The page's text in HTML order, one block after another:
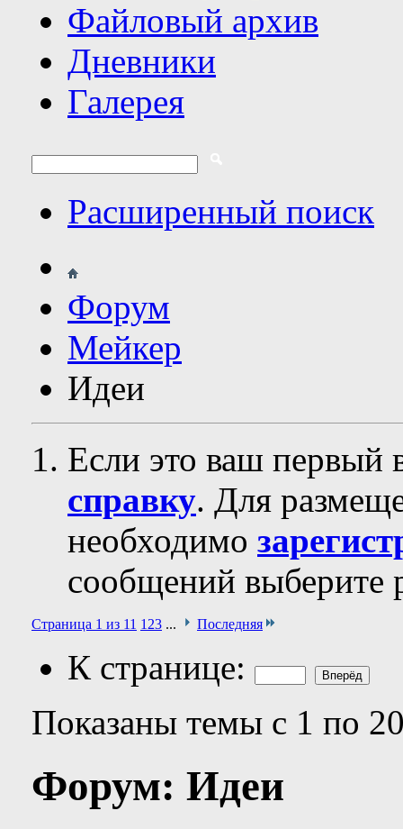
Файловый архив
Дневники
Галерея
Расширенный поиск
Форум
Мейкер
Идеи
Если это ваш первый
справку. Для
необходимо
сообщений выберите
Страница 1 из 11 1 23 ... Последняя
К странице:
Показаны темы с 1 по
Форум: Идеи